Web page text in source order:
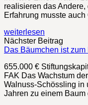
realisieren das
Erfahrung musste
weiterlesen
Nächster Beitrag
Das Bäumchen ist
655.000 €
FAK Das Wachstum
Walnuss-Schössling in
Jahren zu einem